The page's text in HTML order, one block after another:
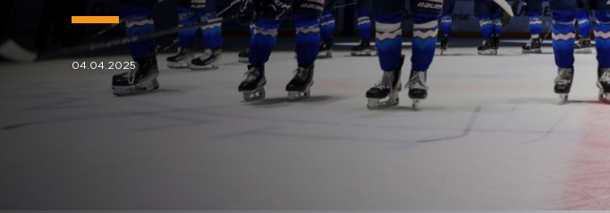
04.04.2025